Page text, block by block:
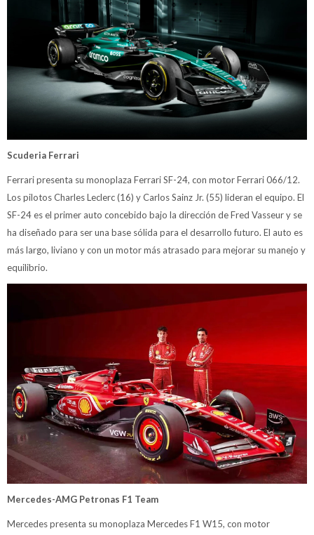
Scuderia Ferrari
Ferrari presenta su monoplaza Ferrari SF-24, con motor Ferrari 066/12.
Los pilotos Charles Leclerc (16) y Carlos Sainz Jr. (55) lideran el equipo. El
SF-24 es el primer auto concebido bajo la dirección de Fred Vasseur y se
ha diseñado para ser una base sólida para el desarrollo futuro. El auto es
más largo, liviano y con un motor más atrasado para mejorar su manejo y
equilibrio.
Mercedes-AMG Petronas F1 Team
Mercedes presenta su monoplaza Mercedes F1 W15, con motor